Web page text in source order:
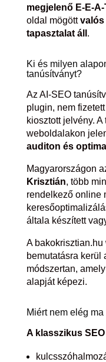
megjelenő E-E-A-
oldal mögöttvalós
tapasztalat áll .
Ki és milyen
tanúsítványt?
Az AI-SEO
plugin, nem
kiosztott jelvény.
weboldalakon
auditon és
Magyarországon
Krisztián, több
rendelkező online
általa készített
A
bemutatásra kerül
módszertan,
alapját képezi.
Miért nem elég
A klasszikus